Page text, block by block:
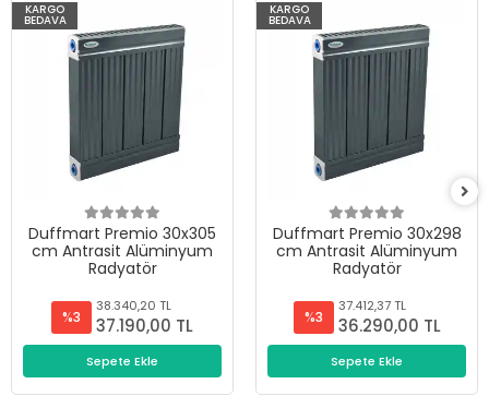
KARGO
BEDAVA
Duffmart Premio 30x305
cm Antrasit Alüminyum
Radyatör
%3
38.340,20 TL
37.190,00 TL
Sepete Ekle
KARGO
BEDAVA
Duffmart Premio 30x298
cm Antrasit Alüminyum
Radyatör
%3
37.412,37 TL
36.290,00 TL
Sepete Ekle